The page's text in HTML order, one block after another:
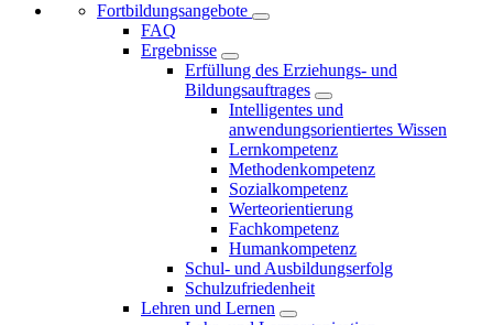
Fortbildungsangebote
FAQ
Ergebnisse
Erfüllung des Erziehungs- und
Bildungsauftrages
Intelligentes und
anwendungsorientiertes Wissen
Lernkompetenz
Methodenkompetenz
Sozialkompetenz
Werteorientierung
Fachkompetenz
Humankompetenz
Schul- und Ausbildungserfolg
Schulzufriedenheit
Lehren und Lernen